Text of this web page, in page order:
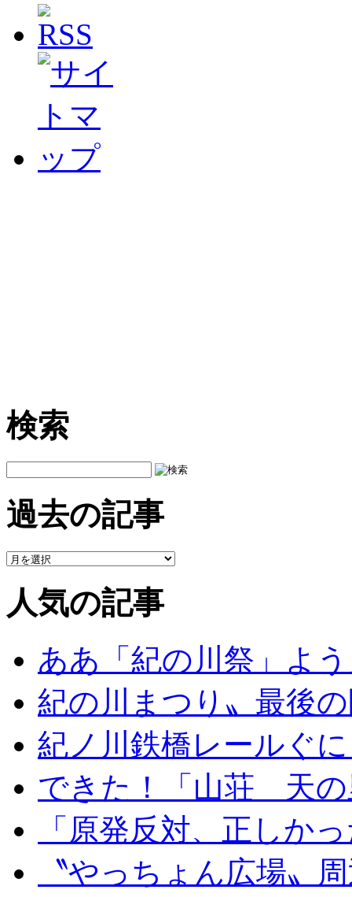
検索
過去の記事
人気の記事
ああ「紀の川祭」よ
紀の川まつり〟最後
紀ノ川鉄橋レールぐ
できた！「山荘 天の
「原発反対、正しか
〝やっちょん広場〟